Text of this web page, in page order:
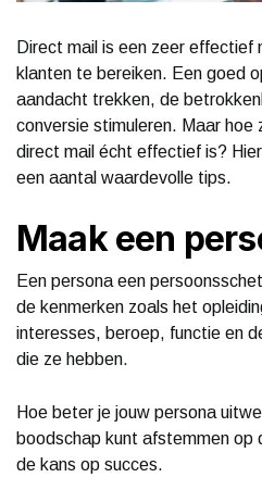
Direct mail is een zeer effectief
klanten te bereiken. Een goed
aandacht trekken, de
conversie stimuleren. Maar hoe
direct mail écht effectief is?
een aantal waardevolle tips.
Maak een
Een persona een
de kenmerken zoals het
interesses, beroep, functie en
die ze hebben.
Hoe beter je jouw persona
boodschap kunt afstemmen op
de kans op succes.